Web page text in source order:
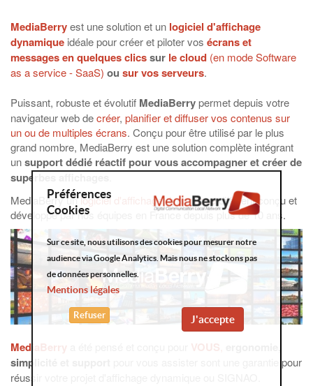
MediaBerryest une solution et un logiciel d'affichage
dynamique idéale pour créer et piloter vos écrans et
messages en quelques clicssur le cloud (en mode Software
as a service - SaaS) ou sur vos serveurs.
Puissant, robuste et évolutif MediaBerrypermet depuis votre
navigateur web decréer, planifier et diffuser vos contenus sur
un ou de multiples écrans. Conçu pour être utilisé par le plus
grand nombre, MediaBerry est une solution complète intégrant
unsupport dédié réactif pour vous accompagner et créer de
superbes affichages
MediaBerry unlogiciel d'affichage dynamiquedifférent conçu et
développé par nos équipes en France depuis plus de 10 ans.
MediaBerry VOUS
simplicité et support
pour vous assister sont une garantie pour
réussir votre projet d'affichage dynamique ou SIGNAO.
Préférences
Cookies
Sur ce site, nous utilisons des cookies pour mesurer notre
audience via Google Analytics. Mais nous ne stockons pas
de données personnelles.
Mentions légales
J'accepte
Refuser